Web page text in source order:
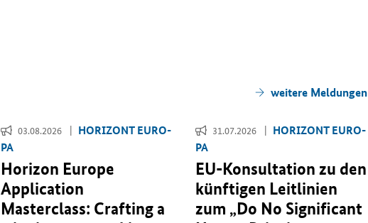
wei­te­re Mel­dun­gen
03.08.2026
HO­RI­ZONT EU­RO­
PA
Horizon Europe
Application
Masterclass: Crafting a
31.07.2026
HO­RI­ZONT EU­RO­
PA
EU-​Konsultation zu den
künf­ti­gen Leit­li­ni­en
zum „Do No Significant